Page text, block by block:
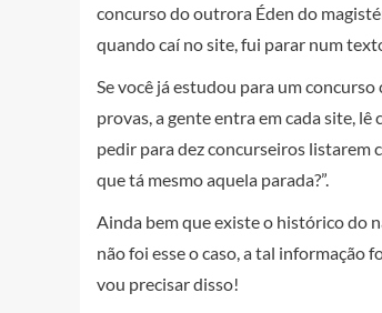
concurso do outrora Éden do
quando caí no site, fui parar num
Se você já estudou para um
provas, a gente entra em cada site,
pedir para dez concurseiros listarem
que tá mesmo aquela parada?”.
Ainda bem que existe o histórico do
não foi esse o caso, a tal informação
vou precisar disso!